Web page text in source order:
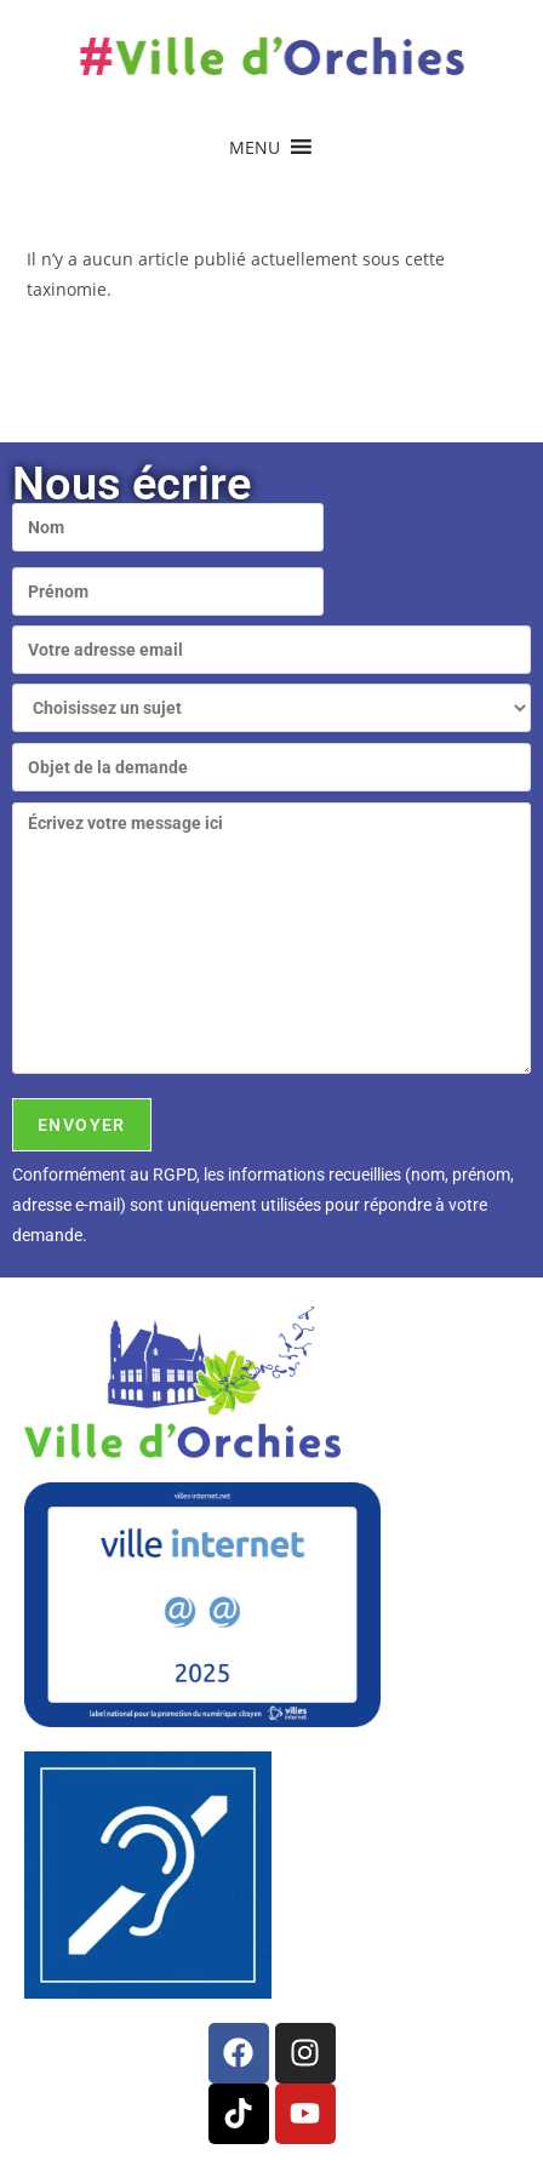
MENU
Il n’y a aucun article publié actuellement sous cette
taxinomie.
Nous écrire
Conformément au RGPD, l es informations recueillies (nom, prénom,
adresse e-mail) sont uniquement utilisées pour répondre à votre
demande.